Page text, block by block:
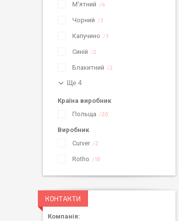
М'ятний
4
Чорний 3
Капучино 3
Синій 2
Блакитний 2
Ще 4
Країна виробник
Польща
20
Виробник
Curver
2
Rotho 18
КОНТАКТИ